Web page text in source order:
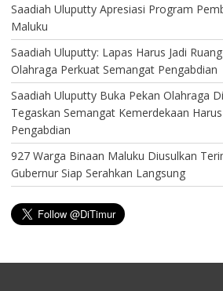
Saadiah Uluputty Apresiasi Program
Maluku
Saadiah Uluputty: Lapas Harus Jadi
Olahraga Perkuat Semangat Pengabdian
Saadiah Uluputty Buka Pekan Olahraga
Tegaskan Semangat Kemerdekaan
Pengabdian
927 Warga Binaan Maluku Diusulkan
Gubernur Siap Serahkan Langsung